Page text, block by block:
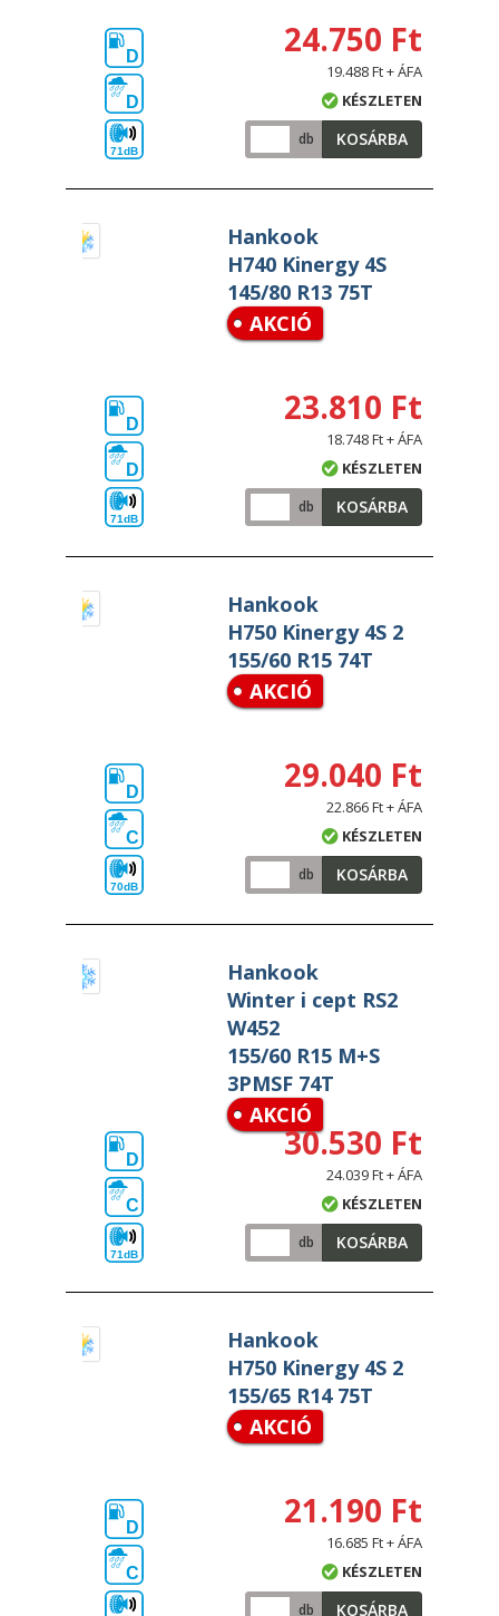
D
D
71dB
24.750 Ft
19.488 Ft + ÁFA
KÉSZLETEN
db KOSÁRBA
Hankook
H740 Kinergy 4S
145/80 R13 75T
AKCIÓ
D
D
71dB
23.810 Ft
18.748 Ft + ÁFA
KÉSZLETEN
db KOSÁRBA
Hankook
H750 Kinergy 4S 2
155/60 R15 74T
AKCIÓ
D
C
70dB
29.040 Ft
22.866 Ft + ÁFA
KÉSZLETEN
db KOSÁRBA
Hankook
Winter i cept RS2
W452
155/60 R15 M+S
3PMSF 74T
AKCIÓ
D
C
71dB
30.530 Ft
24.039 Ft + ÁFA
KÉSZLETEN
db KOSÁRBA
Hankook
H750 Kinergy 4S 2
155/65 R14 75T
AKCIÓ
D
C
21.190 Ft
16.685 Ft + ÁFA
KÉSZLETEN
db KOSÁRBA